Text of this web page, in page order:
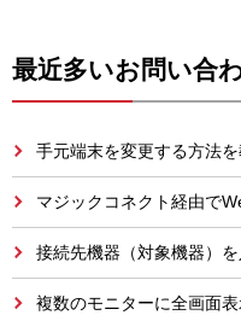
最近多いお問い合
手元端末を変更する方法を
マジックコネクト経由で
接続先機器（対象機器）
複数のモニターに全画面